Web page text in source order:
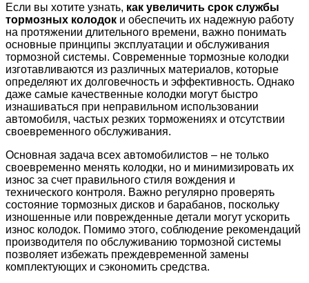
Если вы хотите узнать, как увеличить срок службы
тормозных колодок и обеспечить их надежную работу
на протяжении длительного времени, важно понимать
основные принципы эксплуатации и обслуживания
тормозной системы. Современные тормозные колодки
изготавливаются из различных материалов, которые
определяют их долговечность и эффективность. Однако
даже самые качественные колодки могут быстро
изнашиваться при неправильном использовании
автомобиля, частых резких торможениях и отсутствии
своевременного обслуживания.
Основная задача всех автомобилистов – не только
своевременно менять колодки, но и минимизировать их
износ за счет правильного стиля вождения и
технического контроля. Важно регулярно проверять
состояние тормозных дисков и барабанов, поскольку
изношенные или поврежденные детали могут ускорить
износ колодок. Помимо этого, соблюдение рекомендаций
производителя по обслуживанию тормозной системы
позволяет избежать преждевременной замены
комплектующих и сэкономить средства.